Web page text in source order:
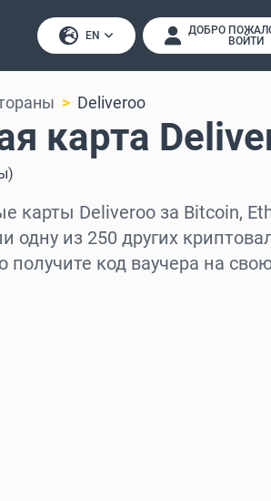
EN
ДОБРО
ВОЙТИ
Deliveroo
карта
)
карты Deliveroo за Bitcoin,
одну из 250 других
код ваучера на